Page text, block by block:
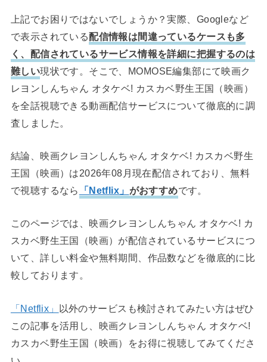
上記でお困りではないでしょうか？実際、Googleなど
で表示されている配信情報は間違っているケースも多
く、配信されているサービス情報を詳細に把握するのは
難しい現状です。そこで、MOMOSE編集部にて映画ク
レヨンしんちゃん オタケベ! カスカベ野生王国（映画）
を全話視聴できる動画配信サービスについて徹底的に調
査しました。
結論、映画クレヨンしんちゃん オタケベ! カスカベ野生
王国（映画）は2026年08月現在配信されており、無料
で視聴するなら
「Netflix」 がおすすめです。
このページでは、映画クレヨンしんちゃん オタケベ! カ
スカベ野生王国（映画）が配信されているサービスにつ
いて、詳しい料金や無料期間、作品数などを徹底的に比
較しております。
「Netflix」 以外のサービスも検討されてみたい方はぜひ
この記事を活用し、映画クレヨンしんちゃん オタケベ!
カスカベ野生王国（映画）をお得に視聴してみてくださ